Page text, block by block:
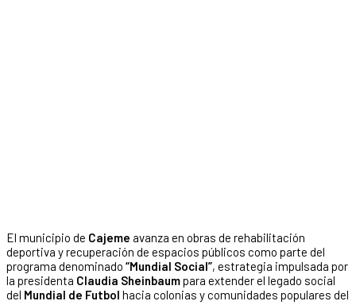
El municipio de Cajeme avanza en obras de rehabilitación
deportiva y recuperación de espacios públicos como parte del
programa denominado “Mundial Social”, estrategia impulsada por
la presidenta Claudia Sheinbaumpara extender el legado social
del Mundial de Futbol hacia colonias y comunidades populares del